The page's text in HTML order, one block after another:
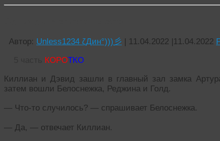
Автор: Unless1234 ζДин°)))彡 | 11.04.2022 |11.04.2022
КОРОТКО
Киллиан и Дэвид зашли в главный зал замка
затем вошли Белоснежка, Реджина и Голд.
— Что-то случилось? — спрашивает Белоснежка.
— Да, — отвечает Киллиан.